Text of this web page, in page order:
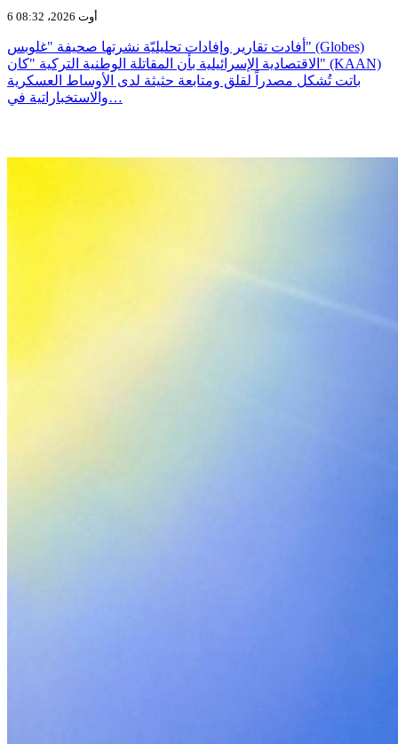
6 أوت 2026، 08:32
أفادت تقارير وإفادات تحليليّة نشرتها صحيفة "غلوبس" (Globes)
الاقتصادية الإسرائيلية بأن المقاتلة الوطنية التركية "كان" (KAAN)
باتت تُشكل مصدراً لقلق ومتابعة حثيثة لدى الأوساط العسكرية
والاستخباراتية في…